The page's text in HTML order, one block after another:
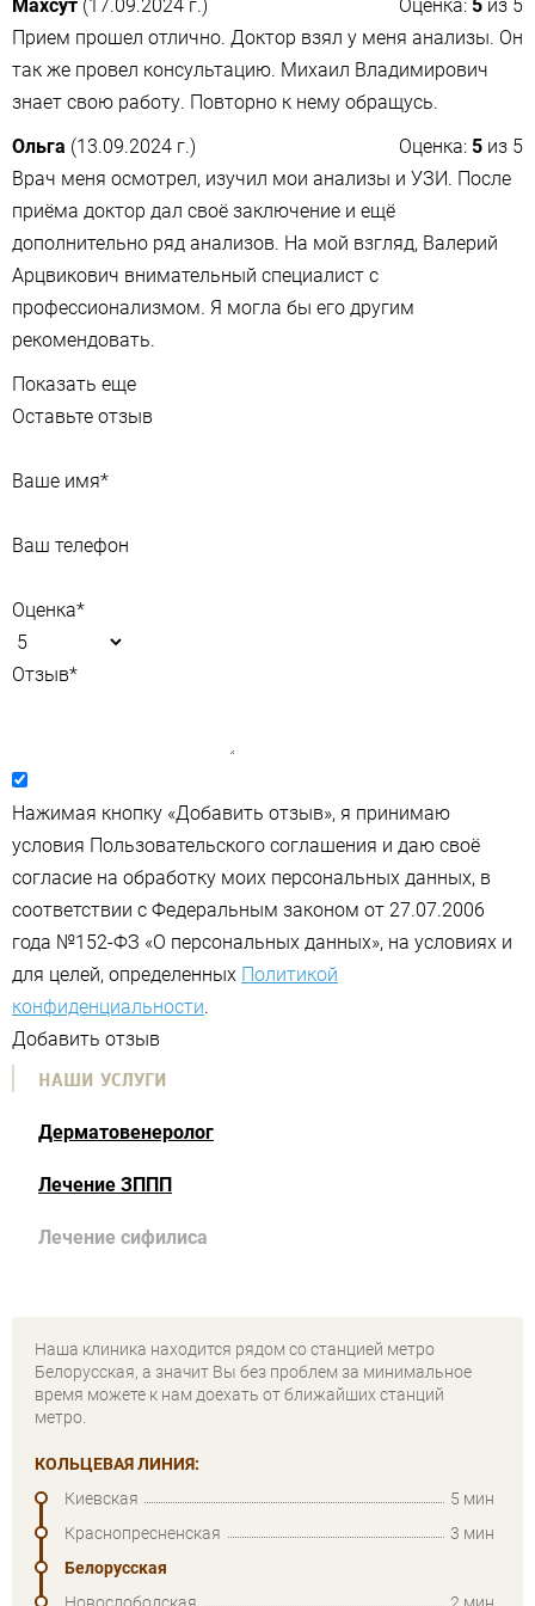
Махсут (17.09.2024 г.) Оценка: 5 из 5
Прием прошел отлично. Доктор взял у меня анализы. Он
так же провел консультацию. Михаил Владимирович
знает свою работу. Повторно к нему обращусь.
Ольга (13.09.2024 г.) Оценка: 5 из 5
Врач меня осмотрел, изучил мои анализы и УЗИ. После
приёма доктор дал своё заключение и ещё
дополнительно ряд анализов. На мой взгляд, Валерий
Арцвикович внимательный специалист с
профессионализмом. Я могла бы его другим
рекомендовать.
Показать еще
Оставьте отзыв
Ваше имя*
Ваш телефон
Оценка*
Отзыв*
Нажимая кнопку «Добавить отзыв», я принимаю
условия Пользовательского соглашения и даю своё
согласие на обработку моих персональных данных, в
соответствии с Федеральным законом от 27.07.2006
года №152-ФЗ «О персональных данных», на условиях и
для целей, определенных Политикой
конфиденциальности.
Добавить отзыв
НАШИ УСЛУГИ
Дерматовенеролог
Лечение ЗППП
Лечение сифилиса
Наша клиника находится рядом со станцией метро
Белорусская, а значит Вы без проблем за минимальное
время можете к нам доехать от ближайших станций
метро.
КОЛЬЦЕВАЯ ЛИНИЯ:
Киевская
5 мин
Краснопресненская
3 мин
Белорусская